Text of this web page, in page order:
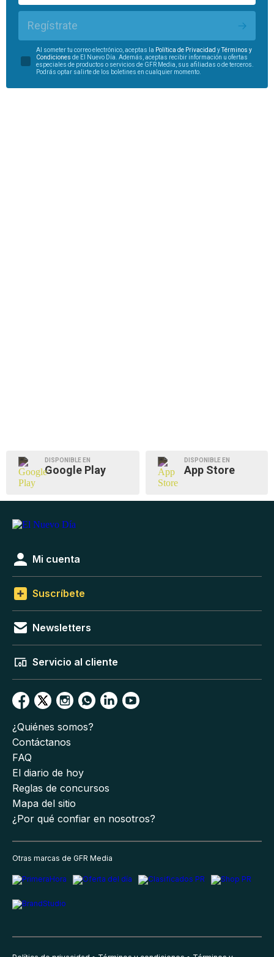
Regístrate
Al someter tu correo electrónico, aceptas la Política de Privacidad yTérminos y
Condiciones de El Nuevo Día. Además, aceptas recibir información u ofertas
especiales de productos o servicios de GFR Media, sus afiliadas o de terceros.
Podrás optar salirte de los boletines en cualquier momento.
DISPONIBLE EN
Google Play
DISPONIBLE EN
App Store
Mi cuenta
Suscríbete
Newsletters
Servicio al cliente
¿Quiénes somos?
Contáctanos
FAQ
El diario de hoy
Reglas de concursos
Mapa del sitio
¿Por qué confiar en nosotros?
Otras marcas de GFR Media